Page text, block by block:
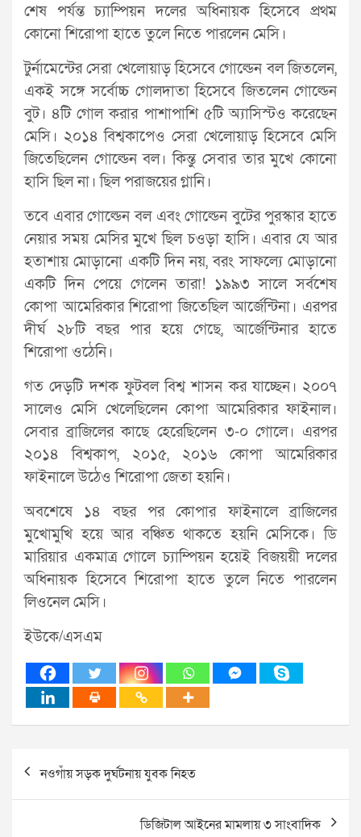
শেষ পর্যন্ত চ্যাম্পিয়ন দলের অধিনায়ক হিসেবে প্রথম
কোনো শিরোপা হাতে তুলে নিতে পারলেন মেসি।
টুর্নামেন্টের সেরা খেলোয়াড় হিসেবে গোল্ডেন বল জিতলেন,
একই সঙ্গে সর্বোচ্চ গোলদাতা হিসেবে জিতলেন গোল্ডেন
বুট। ৪টি গোল করার পাশাপাশি ৫টি অ্যাসিস্টও করেছেন
মেসি। ২০১৪ বিশ্বকাপেও সেরা খেলোয়াড় হিসেবে মেসি
জিতেছিলেন গোল্ডেন বল। কিন্তু সেবার তার মুখে কোনো
হাসি ছিল না। ছিল পরাজয়ের গ্লানি।
তবে এবার গোল্ডেন বল এবং গোল্ডেন বুটের পুরস্কার হাতে
নেয়ার সময় মেসির মুখে ছিল চওড়া হাসি। এবার যে আর
হতাশায় মোড়ানো একটি দিন নয়, বরং সাফল্যে মোড়ানো
একটি দিন পেয়ে গেলেন তারা! ১৯৯৩ সালে সর্বশেষ
কোপা আমেরিকার শিরোপা জিতেছিল আর্জেন্টিনা। এরপর
দীর্ঘ ২৮টি বছর পার হয়ে গেছে, আর্জেন্টিনার হাতে
শিরোপা ওঠেনি।
গত দেড়টি দশক ফুটবল বিশ্ব শাসন কর যাচ্ছেন। ২০০৭
সালেও মেসি খেলেছিলেন কোপা আমেরিকার ফাইনাল।
সেবার ব্রাজিলের কাছে হেরেছিলেন ৩-০ গোলে। এরপর
২০১৪ বিশ্বকাপ, ২০১৫, ২০১৬ কোপা আমেরিকার
ফাইনালে উঠেও শিরোপা জেতা হয়নি।
অবশেষে ১৪ বছর পর কোপার ফাইনালে ব্রাজিলের
মুখোমুখি হয়ে আর বঞ্চিত থাকতে হয়নি মেসিকে। ডি
মারিয়ার একমাত্র গোলে চ্যাম্পিয়ন হয়েই বিজয়য়ী দলের
অধিনায়ক হিসেবে শিরোপা হাতে তুলে নিতে পারলেন
লিওনেল মেসি।
ইউকে/এসএম
Post
navigation
নওগাঁয় সড়ক দুর্ঘটনায় যুবক নিহত
ডিজিটাল আইনের মামলায় ৩ সাংবাদিক